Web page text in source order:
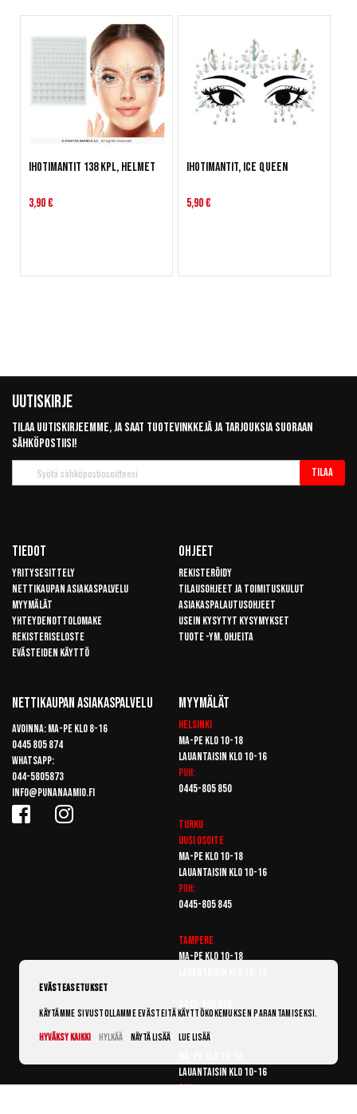
Ihotimantit 138 kpl, helmet
3,90 €
Ihotimantit, Ice Queen
5,90 €
Uutiskirje
Tilaa uutiskirjeemme, ja saat tuotevinkkejä ja tarjouksia suoraan
sähköpostiisi!
uutiskirje
Tilaa
Tiedot
Yritysesittely
Nettikaupan asiakaspalvelu
Myymälät
Yhteydenottolomake
Rekisteriseloste
Evästeiden käyttö
Ohjeet
Rekisteröidy
Tilausohjeet ja toimituskulut
Asiakaspalautusohjeet
Usein kysytyt kysymykset
Tuote -ym. ohjeita
Nettikaupan Asiakaspalvelu
Avoinna: Ma-pe klo 8-16
0445 805 874
Whatsapp:
044-5805873
info@punanaamio.fi
Myymälät
Helsinki
Ma-pe klo 10-18
Lauantaisin klo 10-16
Puh:
0445-805 850
Turku
Uusi osoite
Ma-pe klo 10-18
Lauantaisin klo 10-16
Puh:
0445-805 845
Tampere
Ma-pe klo 10-18
Vantaa
Lauantaisin klo 10-16
Puh:
Evästeasetukset
Käytämme sivustollamme evästeitä käyttökokemuksen parantamiseksi.
Hyväksy kaikki
Hylkää Näytä lisää Lue lisää